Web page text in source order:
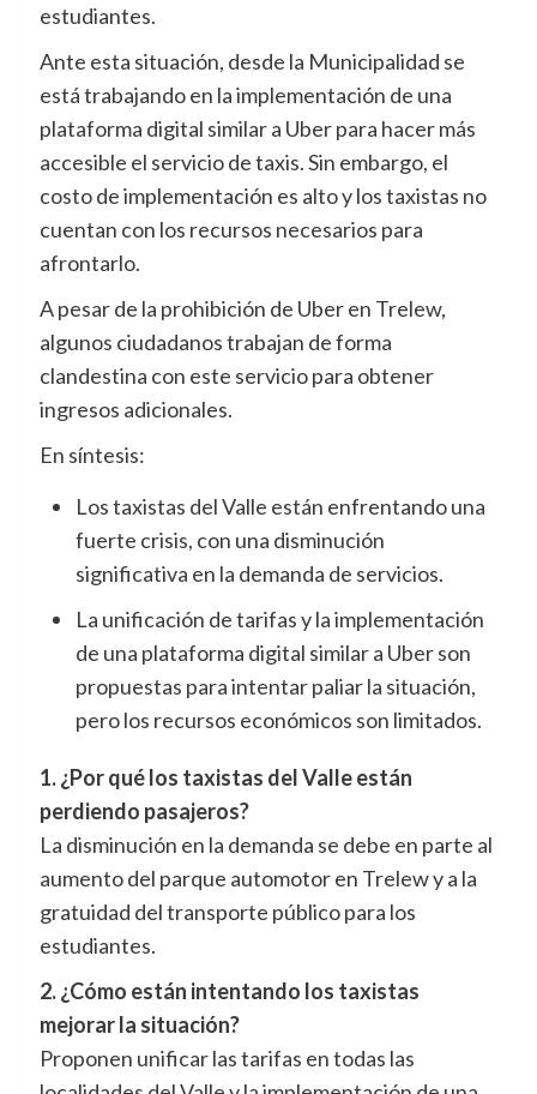
estudiantes.
Ante esta situación, desde la Municipalidad se
está trabajando en la implementación de una
plataforma digital similar a Uber para hacer más
accesible el servicio de taxis. Sin embargo, el
costo de implementación es alto y los taxistas no
cuentan con los recursos necesarios para
afrontarlo.
A pesar de la prohibición de Uber en Trelew,
algunos ciudadanos trabajan de forma
clandestina con este servicio para obtener
ingresos adicionales.
En síntesis:
Los taxistas del Valle están enfrentando una
fuerte crisis, con una disminución
significativa en la demanda de servicios.
La unificación de tarifas y la implementación
de una plataforma digital similar a Uber son
propuestas para intentar paliar la situación,
pero los recursos económicos son limitados.
1. ¿Por qué los taxistas del Valle están
perdiendo pasajeros?
La disminución en la demanda se debe en parte al
aumento del parque automotor en Trelew y a la
gratuidad del transporte público para los
estudiantes.
2. ¿Cómo están intentando los taxistas
mejorar la situación?
Proponen unificar las tarifas en todas las